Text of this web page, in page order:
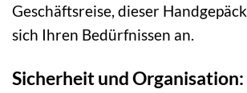
Geschäftsreise, dieser
sich Ihren Bedürfnissen an.
Sicherheit und